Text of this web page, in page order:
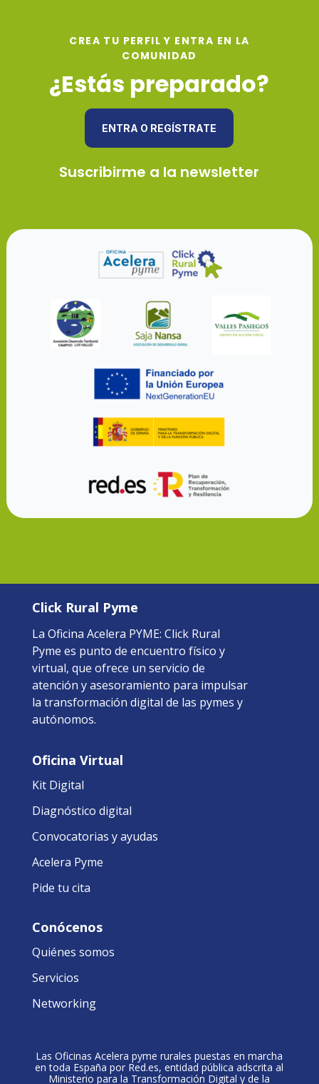
CREA TU PERFIL Y ENTRA EN LA
COMUNIDAD
¿Estás preparado?
ENTRA O REGÍSTRATE
Suscribirme a la newsletter
Click Rural Pyme
La Oficina Acelera PYME: Click Rural
Pyme es punto de encuentro físico y
virtual, que ofrece un servicio de
atención y asesoramiento para impulsar
la transformación digital de las pymes y
autónomos.
Oficina Virtual
Kit Digital
Diagnóstico digital
Convocatorias y ayudas
Acelera Pyme
Pide tu cita
Conócenos
Quiénes somos
Servicios
Networking
Las Oficinas Acelera pyme rurales puestas en marcha
en toda España por Red.es, entidad pública adscrita al
Ministerio para la Transformación Digital y de la